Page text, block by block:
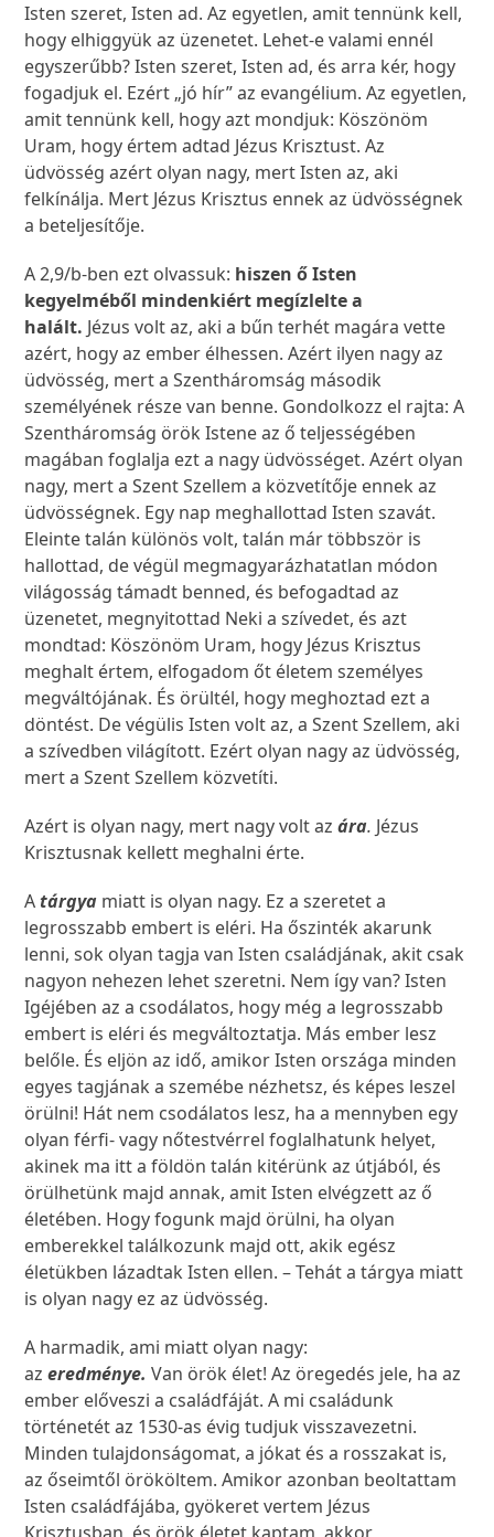
Isten szeret, Isten ad. Az egyetlen, amit tennünk kell,
hogy elhiggyük az üzenetet. Lehet-e valami ennél
egyszerűbb? Isten szeret, Isten ad, és arra kér, hogy
fogadjuk el. Ezért „jó hír” az evangélium. Az egyetlen,
amit tennünk kell, hogy azt mondjuk: Köszönöm
Uram, hogy értem adtad Jézus Krisztust. Az
üdvösség azért olyan nagy, mert Isten az, aki
felkínálja. Mert Jézus Krisztus ennek az üdvösségnek
a beteljesítője.
A 2,9/b-ben ezt olvassuk: hiszen ő Isten
kegyelméből mindenkiért megízlelte a
halált. Jézus volt az, aki a bűn terhét magára vette
azért, hogy az ember élhessen. Azért ilyen nagy az
üdvösség, mert a Szentháromság második
személyének része van benne. Gondolkozz el rajta: A
Szentháromság örök Istene az ő teljességében
magában foglalja ezt a nagy üdvösséget. Azért olyan
nagy, mert a Szent Szellem a közvetítője ennek az
üdvösségnek. Egy nap meghallottad Isten szavát.
Eleinte talán különös volt, talán már többször is
hallottad, de végül megmagyarázhatatlan módon
világosság támadt benned, és befogadtad az
üzenetet, megnyitottad Neki a szívedet, és azt
mondtad: Köszönöm Uram, hogy Jézus Krisztus
meghalt értem, elfogadom őt életem személyes
megváltójának. És örültél, hogy meghoztad ezt a
döntést. De végülis Isten volt az, a Szent Szellem, aki
a szívedben világított. Ezért olyan nagy az üdvösség,
mert a Szent Szellem közvetíti.
Azért is olyan nagy, mert nagy volt azára. Jézus
Krisztusnak kellett meghalni érte.
Atárgya miatt is olyan nagy. Ez a szeretet a
legrosszabb embert is eléri. Ha őszinték akarunk
lenni, sok olyan tagja van Isten családjának, akit csak
nagyon nehezen lehet szeretni. Nem így van? Isten
Igéjében az a csodálatos, hogy még a legrosszabb
embert is eléri és megváltoztatja. Más ember lesz
belőle. És eljön az idő, amikor Isten országa minden
egyes tagjának a szemébe nézhetsz, és képes leszel
örülni! Hát nem csodálatos lesz, ha a mennyben egy
olyan férfi- vagy nőtestvérrel foglalhatunk helyet,
akinek ma itt a földön talán kitérünk az útjából, és
örülhetünk majd annak, amit Isten elvégzett az ő
életében. Hogy fogunk majd örülni, ha olyan
emberekkel találkozunk majd ott, akik egész
életükben lázadtak Isten ellen. – Tehát a tárgya miatt
is olyan nagy ez az üdvösség.
A harmadik, ami miatt olyan nagy:
azeredménye.Van örök élet! Az öregedés jele, ha az
ember előveszi a családfáját. A mi családunk
történetét az 1530-as évig tudjuk visszavezetni.
Minden tulajdonságomat, a jókat és a rosszakat is,
az őseimtől örököltem. Amikor azonban beoltattam
Isten családfájába, gyökeret vertem Jézus